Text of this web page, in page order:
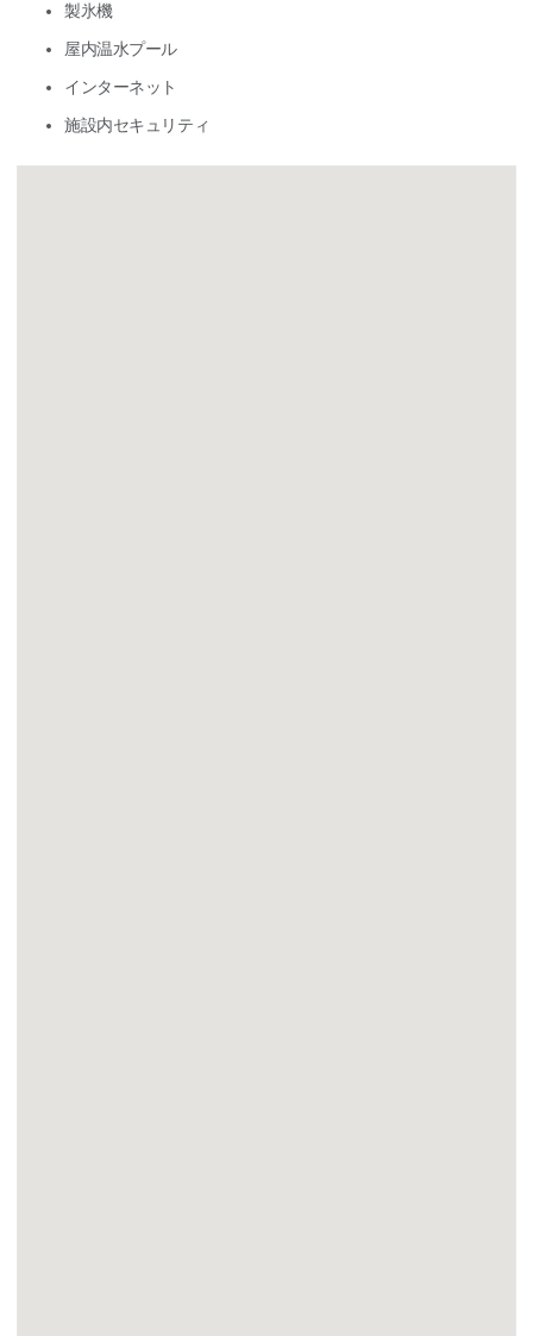
製氷機
屋内温水プール
インターネット
施設内セキュリティ